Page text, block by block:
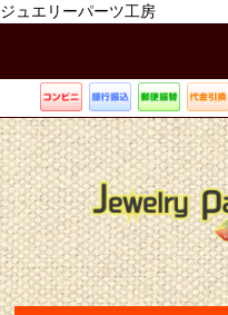
ジュエリーパーツ工房